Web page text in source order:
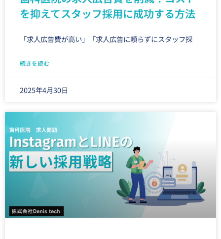
を抑えてスタッフ採用に成功する方法
「求人広告費が高い」「求人広告に頼らずにスタッフ採
続きを読む
2025年4月30日